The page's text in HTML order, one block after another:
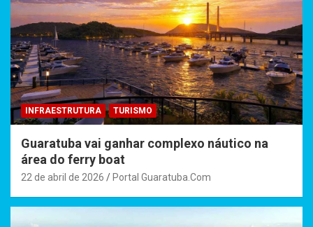
INFRAESTRUTURA TURISMO
Guaratuba vai ganhar complexo náutico na
área do ferry boat
22 de abril de 2026 Portal Guaratuba.Com